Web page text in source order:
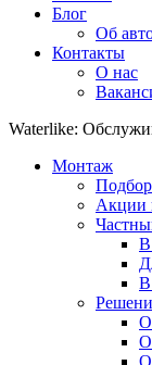
Блог
Об
Контакты
О нас
Waterlike:
Монтаж
Акции
В
В